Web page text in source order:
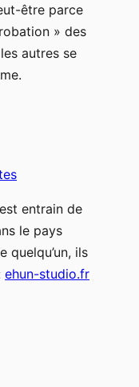
être parce
» des
autres se
entrain de
le pays
quelqu’un, ils
ehun-studio.fr